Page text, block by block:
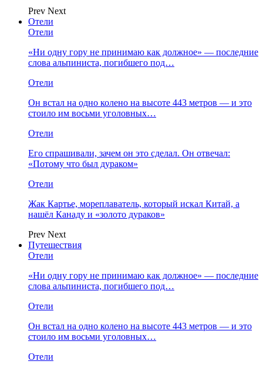
Prev Next
Отели
Отели
«Ни одну гору не принимаю как должное» — последние
слова альпиниста, погибшего под…
Отели
Он встал на одно колено на высоте 443 метров — и это
стоило им восьми уголовных…
Отели
Его спрашивали, зачем он это сделал. Он отвечал:
«Потому что был дураком»
Отели
Жак Картье, мореплаватель, который искал Китай, а
нашёл Канаду и «золото дураков»
Prev Next
Путешествия
Отели
«Ни одну гору не принимаю как должное» — последние
слова альпиниста, погибшего под…
Отели
Он встал на одно колено на высоте 443 метров — и это
стоило им восьми уголовных…
Отели